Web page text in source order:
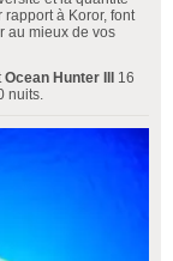
à Koror, font
au mieux de vos
Ocean Hunter III
16
nuits.